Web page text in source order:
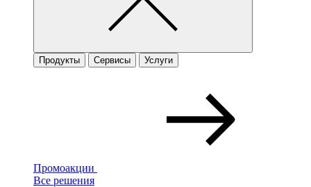
Продукты Сервисы Услуги
Промоакции
Все решения